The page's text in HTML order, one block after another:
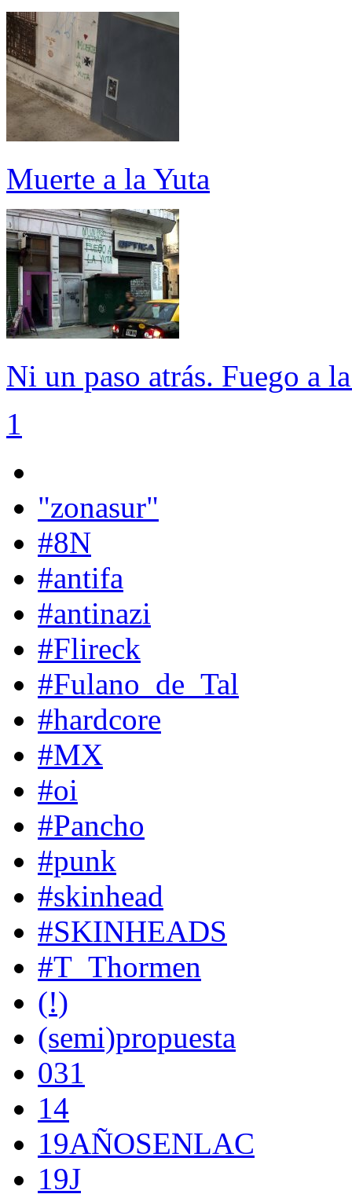
Muerte a la Yuta
Ni un paso atrás. Fuego a
1
"zonasur"
#8N
#antifa
#antinazi
#Flireck
#Fulano_de_Tal
#hardcore
#MX
#oi
#Pancho
#punk
#skinhead
#SKINHEADS
#T_Thormen
(!)
(semi)propuesta
031
14
19AÑOSENLAC
19J